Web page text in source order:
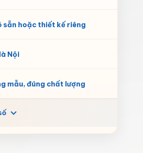
sẵn hoặc thiết kế riêng
Nội
mẫu, đúng chất lượng